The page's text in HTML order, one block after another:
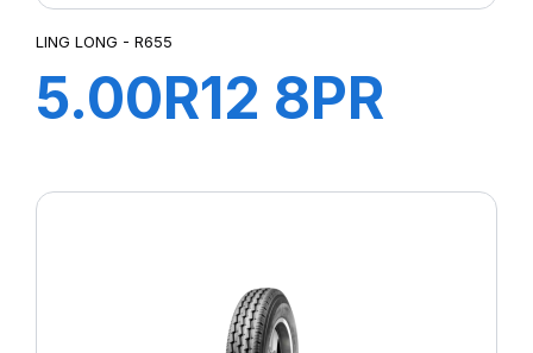
LING LONG - R655
5.00R12 8PR